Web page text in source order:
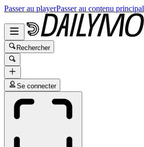
Passer au playerPasser au contenu principal
Rechercher
Se connecter